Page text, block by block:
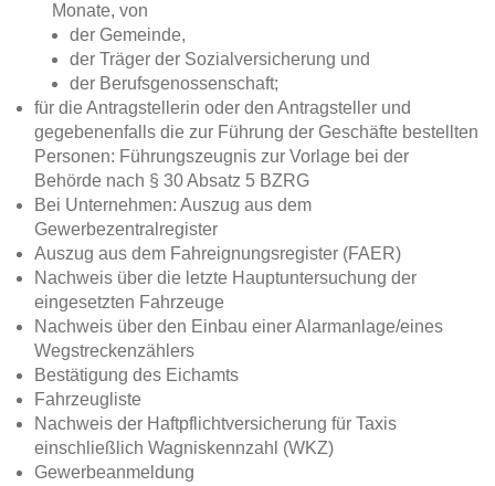
Monate, von
der Gemeinde,
der Träger der Sozialversicherung und
der Berufsgenossenschaft;
für die Antragstellerin oder den Antragsteller und
gegebenenfalls die zur Führung der Geschäfte bestellten
Personen: Führungszeugnis zur Vorlage bei der
Behörde nach § 30 Absatz 5 BZRG
Bei Unternehmen: Auszug aus dem
Gewerbezentralregister
Auszug aus dem Fahreignungsregister (FAER)
Nachweis über die letzte Hauptuntersuchung der
eingesetzten Fahrzeuge
Nachweis über den Einbau einer Alarmanlage/eines
Wegstreckenzählers
Bestätigung des Eichamts
Fahrzeugliste
Nachweis der Haftpflichtversicherung für Taxis
einschließlich Wagniskennzahl (WKZ)
Gewerbeanmeldung